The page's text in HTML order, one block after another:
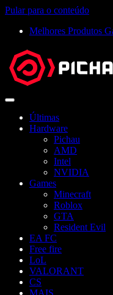
Pular para o conteúdo
Melhores Produtos
Abrir
Últimas
Hardware
Pichau
AMD
Intel
NVIDIA
Games
Minecraft
Roblox
GTA
Resident Evil
EA FC
Free fire
LoL
VALORANT
CS
MAIS